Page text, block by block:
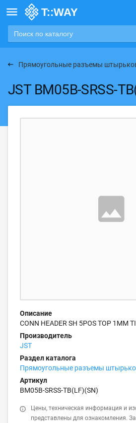

Прямоугольные разъемы
JST BM05B-SRSS-
Описание
CONN HEADER SH 5POS TOP 1MM
Производитель
JST
Раздел каталога
Прямоугольные разъемы
Артикул
BM05B-SRSS-TB(LF)(SN)
Цены, техническая информация и
представлены для ознакомления.